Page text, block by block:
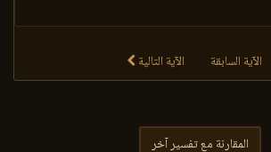
الآية السابقة الآية التالية
المقارنة مع تفسير آخر